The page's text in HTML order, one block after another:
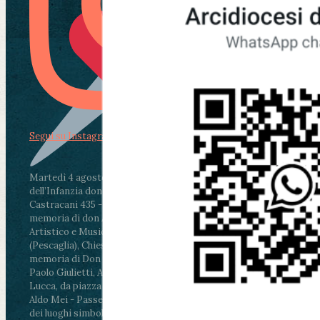
Martedì 4 agosto2026
ore 11:30 - Lucca, Scuola
dell’Infanzia don Aldo Mei - Viale Castruccio
Castracani 435 - Inaugurazione murales in
memoria di don Aldo Mei curato dal Liceo
Artistico e Musicale “Passaglia”
ore 18 - Fiano
(Pescaglia), Chiesa parrocchiale - Messa in
memoria di Don Aldo Mei celebrata da mons.
Paolo Giulietti, Arcivescovo di Lucca
ore 20.30 -
Lucca, da piazza San Michele al Cippo di don
Aldo Mei - Passeggiata della Memoria in alcuni
dei luoghi simbolo della città. Ritrovo alle ore
Segui su Instagram